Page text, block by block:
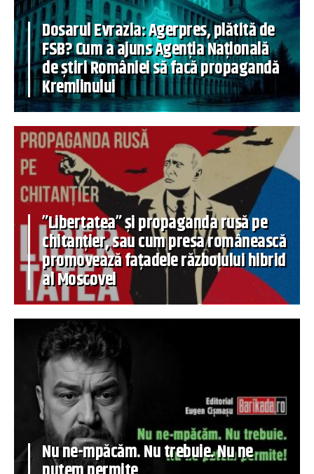
Dosarul Evrazia: Agerpres, plătită de
FSB? Cum a ajuns Agenția Națională
de știri României să facă propagandă
Kremlinului
”Libertatea” și propaganda rusă pe
chitanțier, sau cum presa românească
promovează fațadele războiului hibrid
al Moscovei
Nu ne-mpăcăm. Nu trebuie. Nu ne